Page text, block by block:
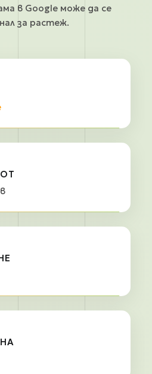
в Google може да се
за растеж.